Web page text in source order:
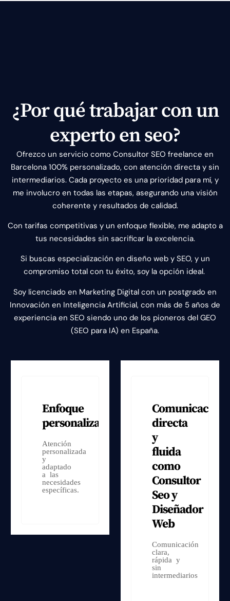
¿Por qué trabajar con un
experto en seo?
Ofrezco un servicio como Consultor SEO freelance en
Barcelona 100% personalizado, con atención directa y sin
intermediarios. Cada proyecto es una prioridad para mí, y
me involucro en todas las etapas, asegurando una visión
coherente y resultados de calidad.
Con tarifas competitivas y un enfoque flexible, me adapto a
tus necesidades sin sacrificar la excelencia.
Si buscas especialización en diseño web y SEO, y un
compromiso total con tu éxito, soy la opción ideal.
Soy licenciado en Marketing Digital con un postgrado en
Innovación en Inteligencia Artificial, con más de 5 años de
experiencia en SEO siendo uno de los pioneros del GEO
(SEO para IA) en España.
Enfoque
personalizado
Atención
personalizada
y
adaptado
a las
necesidades
específicas.
Comunicación
directa
y
fluida
como
Consultor
Seo y
Diseñador
Web
Comunicación
clara,
rápida y
sin
intermediarios